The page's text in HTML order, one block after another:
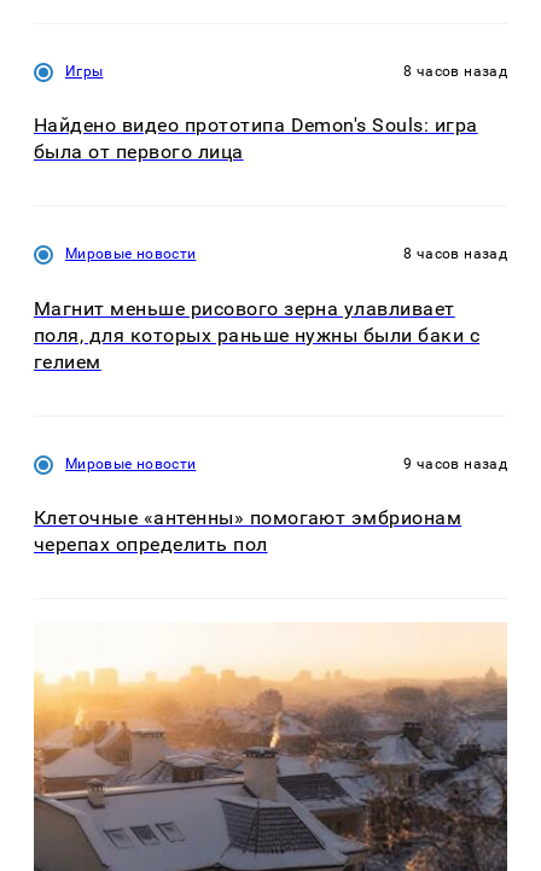
Игры 8 часов назад
Найдено видео прототипа Demon's Souls: игра
была от первого лица
Мировые новости 8 часов назад
Магнит меньше рисового зерна улавливает
поля, для которых раньше нужны были баки с
гелием
Мировые новости 9 часов назад
Клеточные «антенны» помогают эмбрионам
черепах определить пол